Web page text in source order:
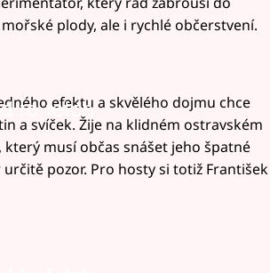
plody, ale i rychlé občerstvení.
to fetch
efektu a skvělého dojmu chce
a svíček. Žije na klidném ostravském
musí občas snášet jeho špatné
pozor. Pro hosty si totiž František